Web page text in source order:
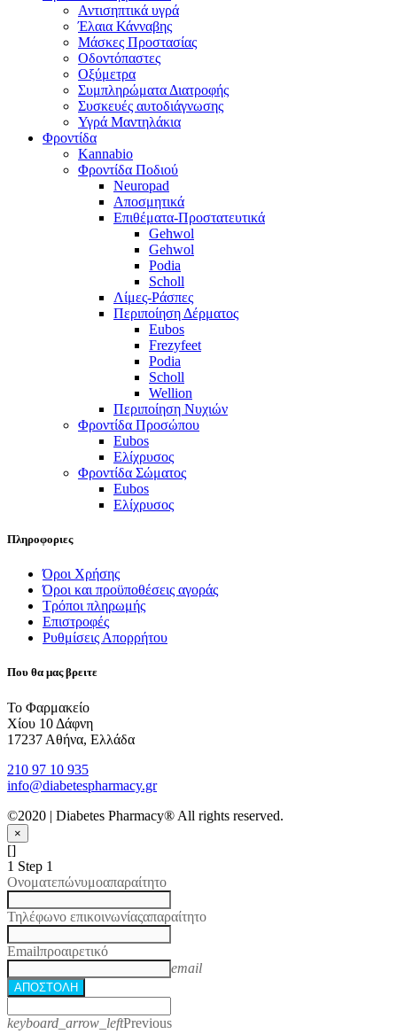
Αντισηπτικά υγρά
Έλαια Κάνναβης
Μάσκες Προστασίας
Οδοντόπαστες
Οξύμετρα
Συμπληρώματα Διατροφής
Συσκευές αυτοδιάγνωσης
Υγρά Μαντηλάκια
Φροντίδα
Kannabio
Φροντίδα Ποδιού
Neuropad
Αποσμητικά
Επιθέματα-Προστατευτικά
Gehwol
Gehwol
Podia
Scholl
Λίμες-Ράσπες
Περιποίηση Δέρματος
Eubos
Frezyfeet
Podia
Scholl
Wellion
Περιποίηση Νυχιών
Φροντίδα Προσώπου
Eubos
Ελίχρυσος
Φροντίδα Σώματος
Eubos
Ελίχρυσος
Πληροφοριες
Όροι Χρήσης
Όροι και προϋποθέσεις αγοράς
Τρόποι πληρωμής
Επιστροφές
Ρυθμίσεις Απορρήτου
Που θα μας βρειτε
Το Φαρμακείο
Χίου 10 Δάφνη
17237 Αθήνα, Ελλάδα
210 97 10 935
info@diabetespharmacy.gr
©2020 | Diabetes Pharmacy® All rights reserved.
×
[]
1 Step 1
Ονοματεπώνυμοαπαραίτητο
Τηλέφωνο επικοινωνίαςαπαραίτητο
Emailπροαιρετικό
email
ΑΠΟΣΤΟΛΗ
keyboard_arrow_leftPrevious